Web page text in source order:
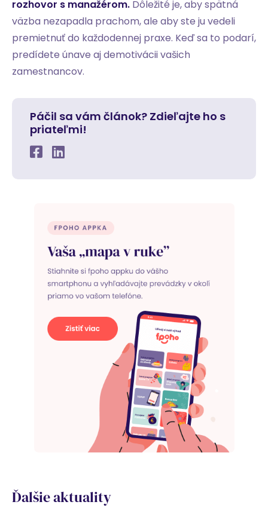
rozhovor s manažérom. Dôležité je, aby spätná
väzba nezapadla prachom, ale aby ste ju vedeli
premietnuť do každodennej praxe. Keď sa to podarí,
predídete únave aj demotivácii vašich
zamestnancov.
Páčil sa vám článok? Zdieľajte ho s
priateľmi!
Ďalšie aktuality